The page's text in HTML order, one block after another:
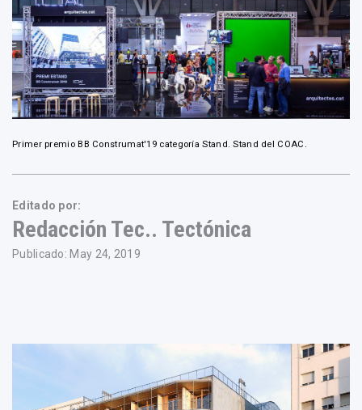
Primer premio BB Construmat'19 categoría Stand. Stand del COAC.
Editado por:
Redacción Tec.. Tectónica
Publicado: May 24, 2019